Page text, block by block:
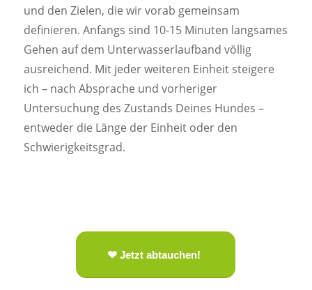
und den Zielen, die wir vorab gemeinsam
definieren. Anfangs sind 10-15 Minuten langsames
Gehen auf dem Unterwasserlaufband völlig
ausreichend. Mit jeder weiteren Einheit steigere
ich – nach Absprache und vorheriger
Untersuchung des Zustands Deines Hundes –
entweder die Länge der Einheit oder den
Schwierigkeitsgrad.
Jetzt abtauchen!